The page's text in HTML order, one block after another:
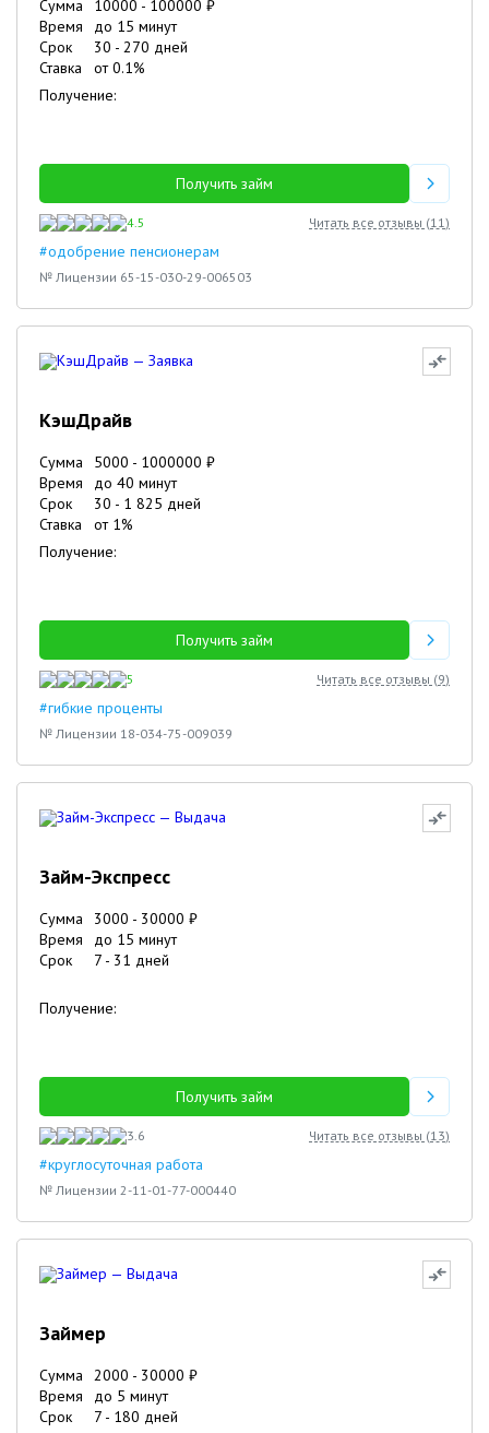
Сумма 10000 - 100000 ₽
Время
до 15 минут
Срок
30 - 270 дней
Ставка
от0.1%
Получение:
Получить займ
4.5 Читать все отзывы (11)
#одобрение пенсионерам
№ Лицензии 65-15-030-29-006503
КэшДрайв
Сумма 5000 - 1000000 ₽
Время
до 40 минут
Срок
30 - 1 825 дней
Ставка
от 1%
Получение:
Получить займ
5 Читать все отзывы (9)
#гибкие проценты
№ Лицензии 18-034-75-009039
Займ-Экспресс
Сумма 3000 - 30000 ₽
Время
до 15 минут
Срок
7 - 31 дней
Получение:
Получить займ
3.6 Читать все отзывы (13)
#круглосуточная работа
№ Лицензии 2-11-01-77-000440
Займер
Сумма 2000 - 30000 ₽
Время
до 5 минут
Срок
7 - 180 дней